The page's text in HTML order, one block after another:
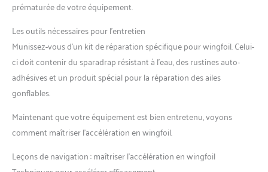
prématurée de votre équipement.
Les outils nécessaires pour l’entretien
Munissez-vous d’un kit de réparation spécifique pour wingfoil. Celui-
ci doit contenir du sparadrap résistant à l’eau, des rustines auto-
adhésives et un produit spécial pour la réparation des ailes
gonflables.
Maintenant que votre équipement est bien entretenu, voyons
comment maîtriser l’accélération en wingfoil.
Leçons de navigation : maîtriser l’accélération en wingfoil